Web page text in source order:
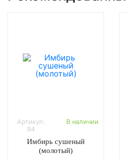
Артикул:
94
В наличии
Имбирь сушеный
(молотый)